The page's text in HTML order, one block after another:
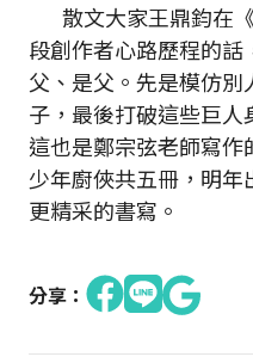
散文大家王鼎鈞在
段創作者心路歷程的
父、是父。先是模仿
子，最後打破這些巨
這也是鄭宗弦老師寫作
少年廚俠共五冊，明
更精采的書寫。
分享：